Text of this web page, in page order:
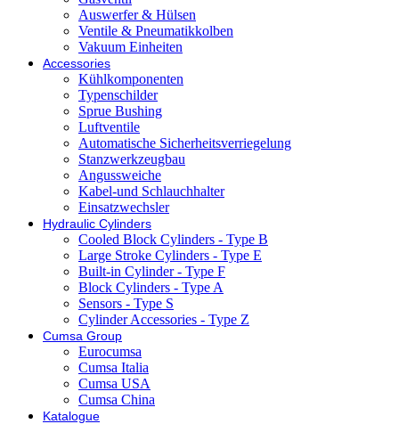
Auswerfer & Hülsen
Ventile & Pneumatikkolben
Vakuum Einheiten
Accessories
Kühlkomponenten
Typenschilder
Sprue Bushing
Luftventile
Automatische Sicherheitsverriegelung
Stanzwerkzeugbau
Angussweiche
Kabel-und Schlauchhalter
Einsatzwechsler
Hydraulic Cylinders
Cooled Block Cylinders - Type B
Large Stroke Cylinders - Type E
Built-in Cylinder - Type F
Block Cylinders - Type A
Sensors - Type S
Cylinder Accessories - Type Z
Cumsa Group
Eurocumsa
Cumsa Italia
Cumsa USA
Cumsa China
Katalogue